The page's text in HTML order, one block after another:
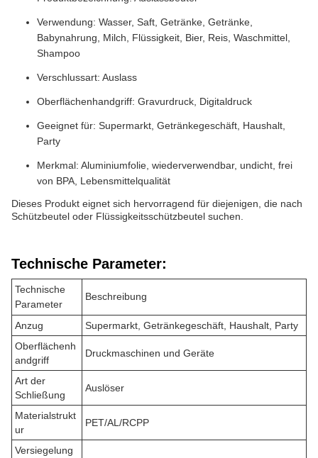
Verwendung: Wasser, Saft, Getränke, Getränke,
Babynahrung, Milch, Flüssigkeit, Bier, Reis, Waschmittel,
Shampoo
Verschlussart: Auslass
Oberflächenhandgriff: Gravurdruck, Digitaldruck
Geeignet für: Supermarkt, Getränkegeschäft, Haushalt,
Party
Merkmal: Aluminiumfolie, wiederverwendbar, undicht, frei
von BPA, Lebensmittelqualität
Dieses Produkt eignet sich hervorragend für diejenigen, die nach
Schützbeutel oder Flüssigkeitsschützbeutel suchen.
Technische Parameter:
Technische
Parameter
Beschreibung
Anzug
Supermarkt, Getränkegeschäft, Haushalt, Party
Oberflächenh
andgriff
Druckmaschinen und Geräte
Art der
Schließung
Auslöser
Materialstrukt
ur
PET/AL/RCPP
Versiegelung